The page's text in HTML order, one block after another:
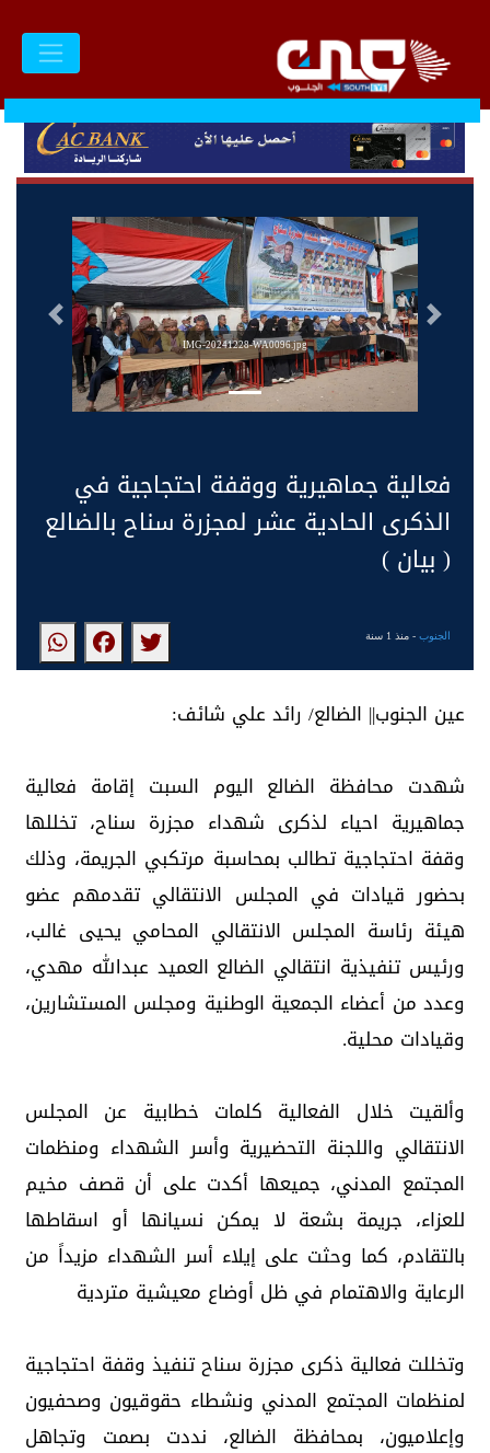
IMG-20241228-WA0096.jpg
التالى السابق
فعالية جماهيرية ووقفة احتجاجية في
الذكرى الحادية عشر لمجزرة سناح بالضالع
( بيان )
الجنوب- منذ 1 سنة
عين الجنوب|| الضالع/ رائد علي شائف:
شهدت محافظة الضالع اليوم السبت إقامة فعالية
جماهيرية احياء لذكرى شهداء مجزرة سناح، تخللها
وقفة احتجاجية تطالب بمحاسبة مرتكبي الجريمة، وذلك
بحضور قيادات في المجلس الانتقالي تقدمهم عضو
هيئة رئاسة المجلس الانتقالي المحامي يحيى غالب،
ورئيس تنفيذية انتقالي الضالع العميد عبدالله مهدي،
وعدد من أعضاء الجمعية الوطنية ومجلس المستشارين،
وقيادات محلية.
وألقيت خلال الفعالية كلمات خطابية عن المجلس
الانتقالي واللجنة التحضيرية وأسر الشهداء ومنظمات
المجتمع المدني، جميعها أكدت على أن قصف مخيم
للعزاء، جريمة بشعة لا يمكن نسيانها أو اسقاطها
بالتقادم، كما وحثت على إيلاء أسر الشهداء مزيداً من
الرعاية والاهتمام في ظل أوضاع معيشية متردية
وتخللت فعالية ذكرى مجزرة سناح تنفيذ وقفة احتجاجية
لمنظمات المجتمع المدني ونشطاء حقوقيون وصحفيون
وإعلاميون، بمحافظة الضالع، نددت بصمت وتجاهل